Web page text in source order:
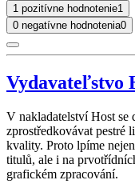
1 pozitívne hodnotenie1
0 negatívne hodnotenia0
Vydavateľstvo
V nakladatelství Host se
zprostředkovávat pestré
kvality. Proto lpíme
titulů, ale i na
grafickém zpracování.